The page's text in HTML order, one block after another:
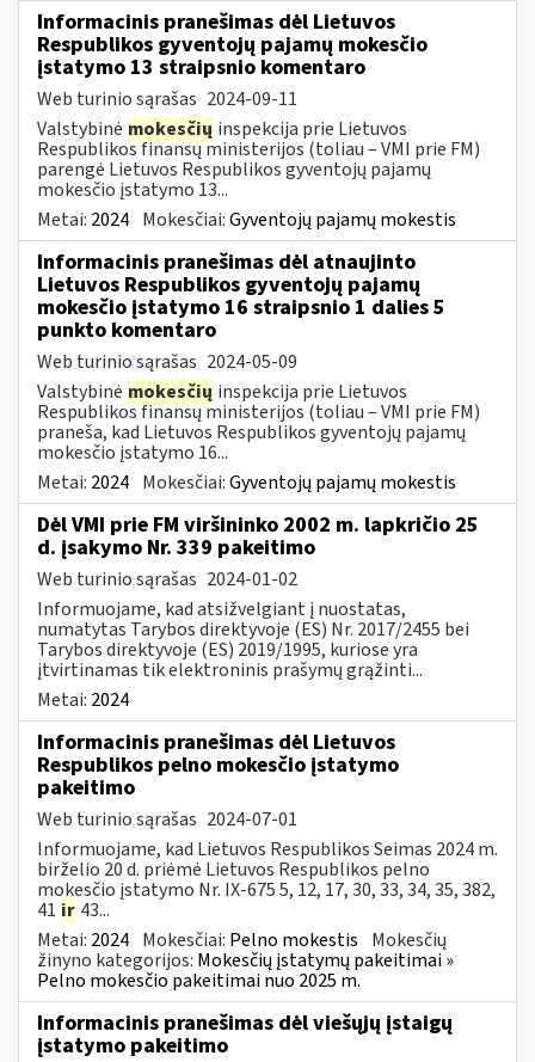
Informacinis pranešimas dėl Lietuvos
Respublikos gyventojų pajamų mokesčio
įstatymo 13 straipsnio komentaro
Web turinio sąrašas 2024-09-11
Valstybinė mokesčių inspekcija prie Lietuvos
Respublikos finansų ministerijos (toliau – VMI prie FM)
parengė Lietuvos Respublikos gyventojų pajamų
mokesčio įstatymo 13...
Metai: 2024 Mokesčiai:Gyventojų pajamų mokestis
Informacinis pranešimas dėl atnaujinto
Lietuvos Respublikos gyventojų pajamų
mokesčio įstatymo 16 straipsnio 1 dalies 5
punkto komentaro
Web turinio sąrašas 2024-05-09
Valstybinė mokesčių inspekcija prie Lietuvos
Respublikos finansų ministerijos (toliau – VMI prie FM)
praneša, kad Lietuvos Respublikos gyventojų pajamų
mokesčio įstatymo 16...
Metai: 2024 Mokesčiai:Gyventojų pajamų mokestis
Dėl VMI prie FM viršininko 2002 m. lapkričio 25
d. įsakymo Nr. 339 pakeitimo
Web turinio sąrašas 2024-01-02
Informuojame, kad atsižvelgiant į nuostatas,
numatytas Tarybos direktyvoje (ES) Nr. 2017/2455 bei
Tarybos direktyvoje (ES) 2019/1995, kuriose yra
įtvirtinamas tik elektroninis prašymų grąžinti...
Metai: 2024
Informacinis pranešimas dėl Lietuvos
Respublikos pelno mokesčio įstatymo
pakeitimo
Web turinio sąrašas 2024-07-01
Informuojame, kad Lietuvos Respublikos Seimas 2024 m.
birželio 20 d. priėmė Lietuvos Respublikos pelno
mokesčio įstatymo Nr. IX-675 5, 12, 17, 30, 33, 34, 35, 382,
41 ir 43...
Metai: 2024 Mokesčiai: Pelno mokestis Mokesčių
žinyno kategorijos: Mokesčių įstatymų pakeitimai »
Pelno mokesčio pakeitimai nuo 2025 m.
Informacinis pranešimas dėl viešųjų įstaigų
įstatymo pakeitimo